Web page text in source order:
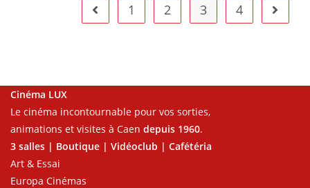
1 2 3 4
Cinéma LUX
Le cinéma incontournable pour vos sorties,
animations et visites à Caen depuis 1960.
3 salles | Boutique | Vidéoclub | Cafétéria
Art & Essai
Europa Cinémas